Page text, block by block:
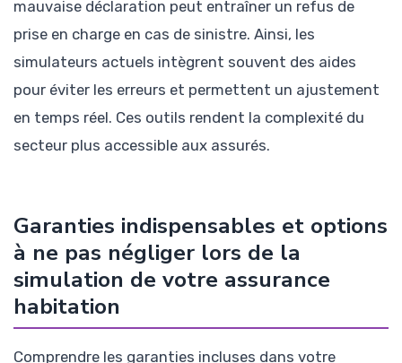
mauvaise déclaration peut entraîner un refus de
prise en charge en cas de sinistre. Ainsi, les
simulateurs actuels intègrent souvent des aides
pour éviter les erreurs et permettent un ajustement
en temps réel. Ces outils rendent la complexité du
secteur plus accessible aux assurés.
Garanties indispensables et options
à ne pas négliger lors de la
simulation de votre assurance
habitation
Comprendre les garanties incluses dans votre